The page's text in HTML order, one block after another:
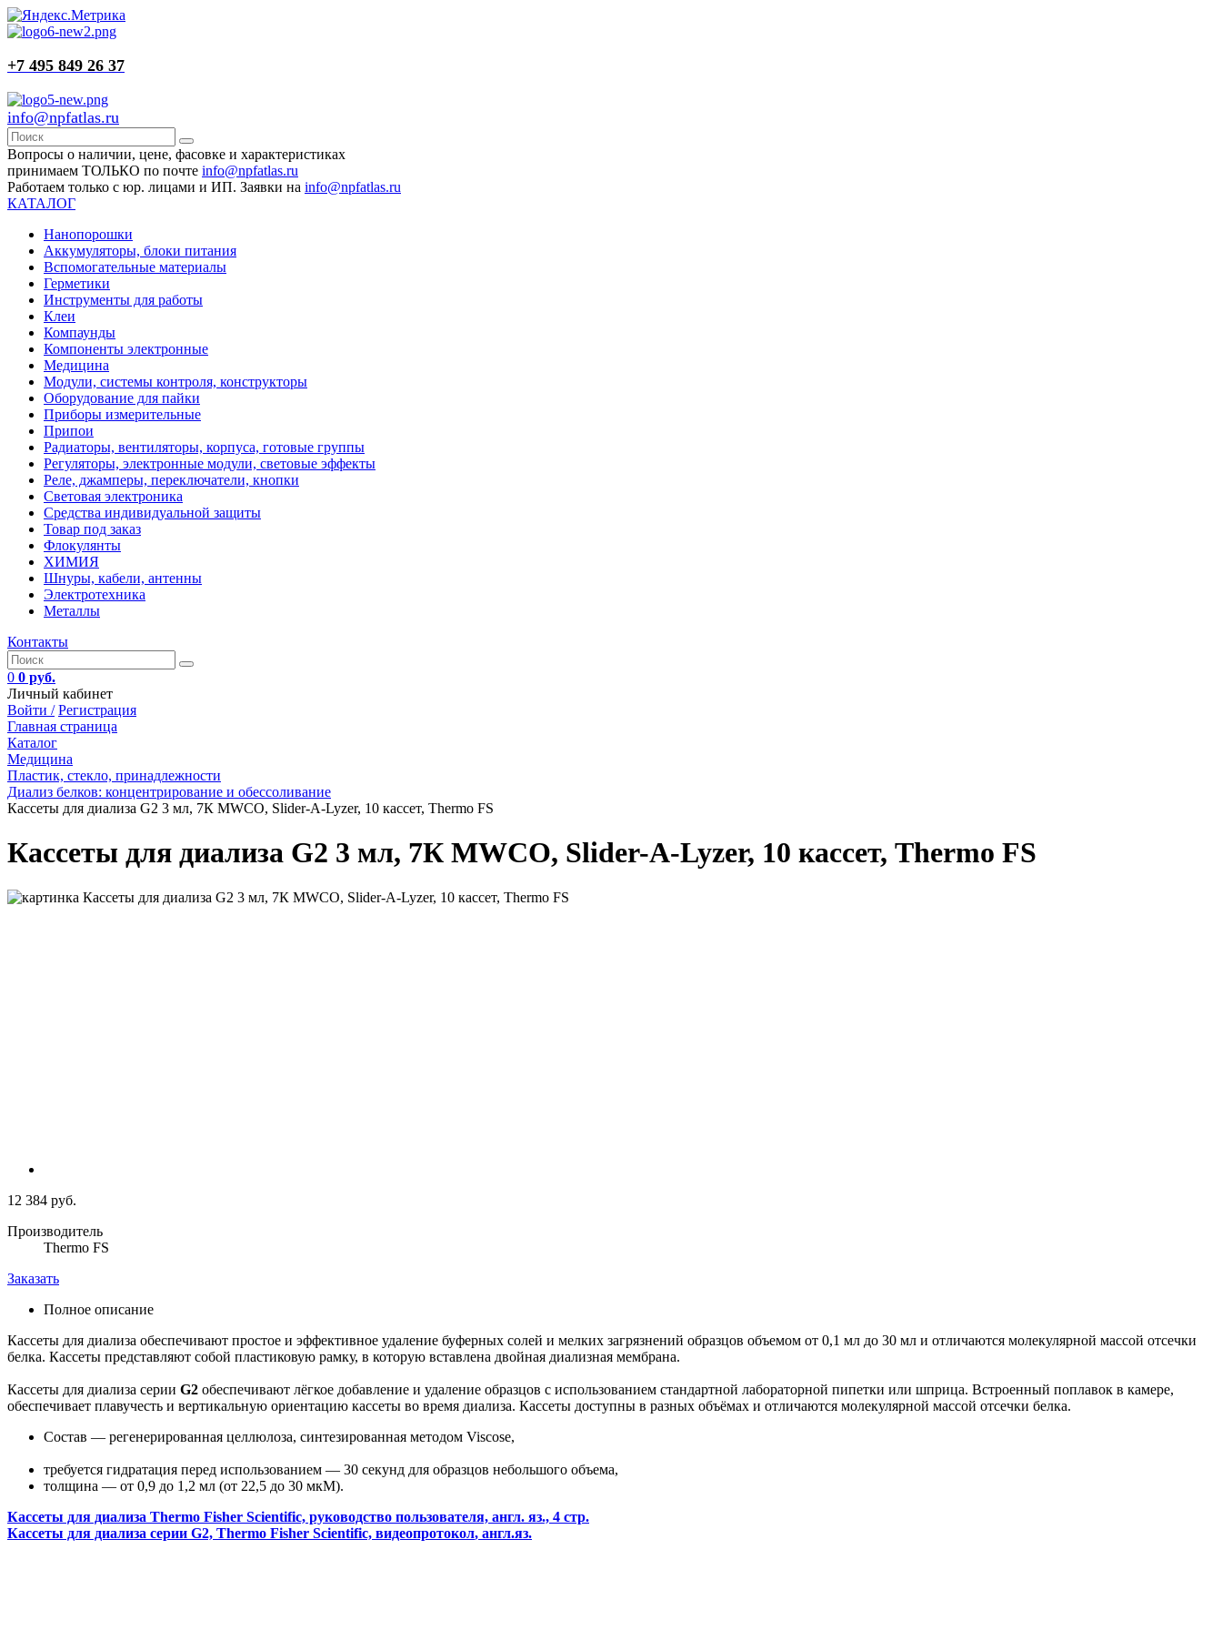
+7 495 849 26 37
info@npfatlas.ru
Вопросы о наличии, цене, фасовке и характеристиках
принимаем ТОЛЬКО по почте info@npfatlas.ru
Работаем только с юр. лицами и ИП. Заявки на info@npfatlas.ru
КАТАЛОГ
Нанопорошки
Аккумуляторы, блоки питания
Вспомогательные материалы
Герметики
Инструменты для работы
Клеи
Компаунды
Компоненты электронные
Медицина
Модули, системы контроля, конструкторы
Оборудование для пайки
Приборы измерительные
Припои
Радиаторы, вентиляторы, корпуса, готовые группы
Регуляторы, электронные модули, световые эффекты
Реле, джамперы, переключатели, кнопки
Световая электроника
Средства индивидуальной защиты
Товар под заказ
Флокулянты
ХИМИЯ
Шнуры, кабели, антенны
Электротехника
Металлы
Контакты
0 0 руб.
Личный кабинет
Войти / Регистрация
Главная страница
Каталог
Медицина
Пластик, стекло, принадлежности
Диализ белков: концентрирование и обессоливание
Кассеты для диализа G2 3 мл, 7К MWCO, Slider-A-Lyzer, 10 кассет, Thermo FS
Кассеты для диализа G2 3 мл, 7К MWCO, Slider-A-Lyzer, 10 кассет, Thermo FS
12 384 руб.
Производитель
Thermo FS
Заказать
Полное описание
Кассеты для диализа обеспечивают простое и эффективное удаление буферных солей и мелких загрязнений образцов объемом от 0,1 мл до 30 мл и отличаются молекулярной массой отсечки
белка. Кассеты представляют собой пластиковую рамку, в которую вставлена двойная диализная мембрана.
Кассеты для диализа серии G2 обеспечивают лёгкое добавление и удаление образцов с использованием стандартной лабораторной пипетки или шприца. Встроенный поплавок в камере,
обеспечивает плавучесть и вертикальную ориентацию кассеты во время диализа. Кассеты доступны в разных объёмах и отличаются молекулярной массой отсечки белка.
Состав — регенерированная целлюлоза, синтезированная методом Viscose,
требуется гидратация перед использованием — 30 секунд для образцов небольшого объема,
толщина — от 0,9 до 1,2 мл (от 22,5 до 30 мкМ).
Кассеты для диализа Thermo Fisher Scientific, руководство пользователя, англ. яз., 4 стр.
Кассеты для диализа серии G2, Thermo Fisher Scientific, видеопротокол, англ.яз.